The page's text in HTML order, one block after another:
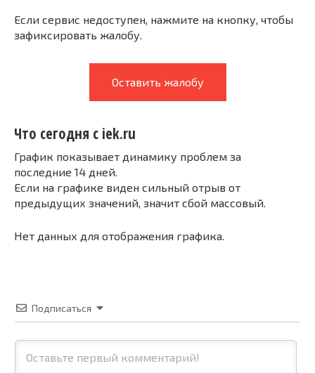
Если сервис недоступен, нажмите на кнопку, чтобы
зафиксировать жалобу.
Оставить жалобу
Что сегодня с iek.ru
График показывает динамику проблем за
последние 14 дней.
Если на графике виден сильный отрыв от
предыдущих значений, значит сбой массовый.
Нет данных для отображения графика.
Подписаться